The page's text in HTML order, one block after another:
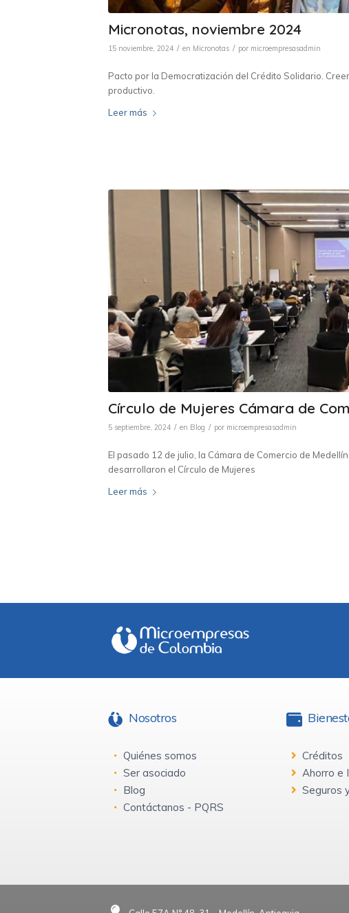
Micronotas, noviembre 2024
15 noviembre, 2024 / en Micronotas / por microempresasadmin
Pacto por la Democratización del Crédito Solidario.
productivo.
Leer más
Círculo de Mujeres Cámara de
5 septiembre, 2024 / en Blog / por microempresasadmin
El pasado 12 de julio, la Cámara de Comercio de
desarrollaron el Círculo de Mujeres
Leer más
Nosotros
Quiénes somos
Ser asociado
Blog
Contáctanos - PQRS
Créditos
Ahorro e
Seguros